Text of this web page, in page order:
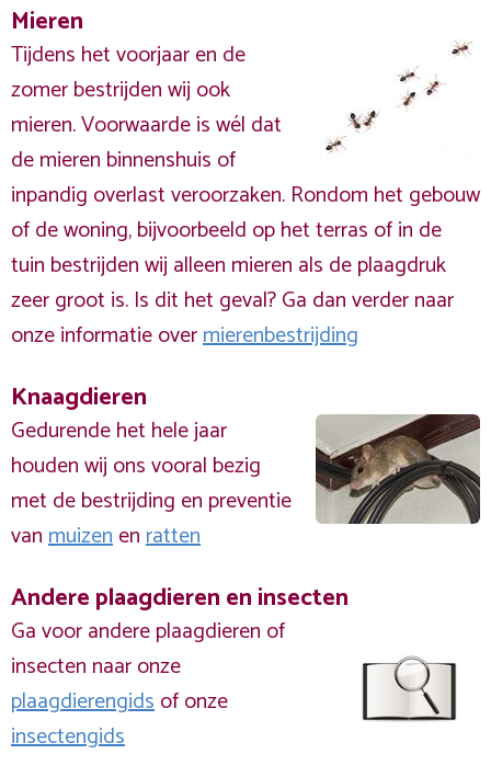
Mieren
Tijdens het voorjaar en de
zomer bestrijden wij ook
mieren. Voorwaarde is wél dat
de mieren binnenshuis of
inpandig overlast veroorzaken. Rondom het gebouw
of de woning, bijvoorbeeld op het terras of in de
tuin bestrijden wij alleen mieren als de plaagdruk
zeer groot is. Is dit het geval? Ga dan verder naar
onze informatie overmierenbestrijding
Knaagdieren
Gedurende het hele jaar
houden wij ons vooral bezig
met de bestrijding en preventie
vanmuizenenratten
Andere plaagdieren en insecten
Ga voor andere plaagdieren of
insecten naar onze
plaagdierengidsof onze
insectengids